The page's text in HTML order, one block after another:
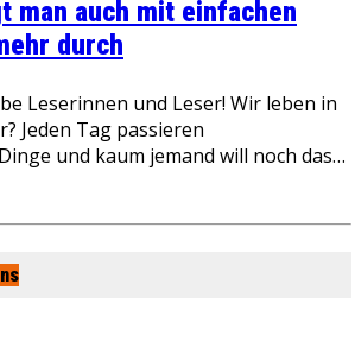
man auch mit einfachen
durch
Leserinnen und Leser! Wir leben in
Jeden Tag passieren
und kaum jemand will noch das…